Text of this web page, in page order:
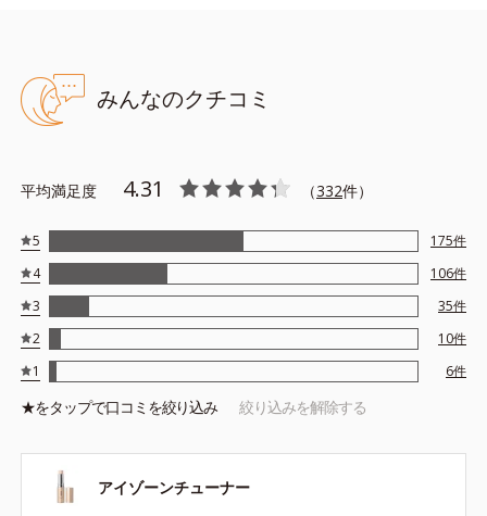
*6 ブライトニングフィルター（酸化チタン、シリカ、マイカ、
酸化鉄、トリメトキシシリルジメチコン）= 仕上がり向上粉体
●無香料 ●酸化しやすい油分不使用 ●アルコールフリー ●特殊コー
ティング処理*1パール使用 ●デバイスダメージクリアエキス*2配
合＝肌のくすみをケアする植物性保湿成分 ●ヘスペリジン*3=肌の
くすみをケアする保湿成分 ●ワイルドタイムエキス＝肌のくすみを
ケアする植物性保湿成分 ●ブライトニングフィルター*4＝仕上が
り向上粉体
*1 ジメチコン *2ビルベリー葉エキス *3 グルコシルヘスペリ
ジン *4 酸化チタン、シリカ、マイカ、酸化鉄、トリメトキシシ
※アレルギーテスト済＝全ての方にアレルギーが起こらないという
ことではありません。
みんなのクチコミ
平均満足度 4.31 （332件）
5 175件
4
106件
3
35件
2
10件
1
6件
★をタップで口コミを絞り込み 絞り込みを解除する
アイゾーンチューナー